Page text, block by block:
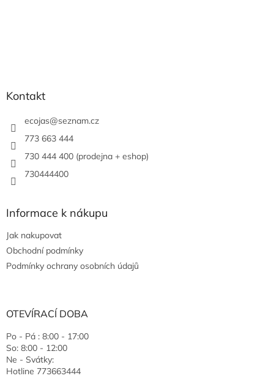
Kontakt
ecojas@seznam.cz
773 663 444
730 444 400 (prodejna + eshop)
730444400
Informace k nákupu
Jak nakupovat
Obchodní podmínky
Podmínky ochrany osobních údajů
OTEVÍRACÍ DOBA
Po - Pá : 8:00 - 17:00
So: 8:00 - 12:00
Ne - Svátky:
Hotline 773663444